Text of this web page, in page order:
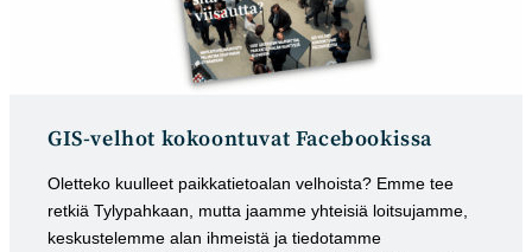
GIS-velhot kokoontuvat Facebookissa
Oletteko kuulleet paikkatietoalan velhoista? Emme tee
retkiä Tylypahkaan, mutta jaamme yhteisiä loitsujamme,
keskustelemme alan ihmeistä ja tiedotamme